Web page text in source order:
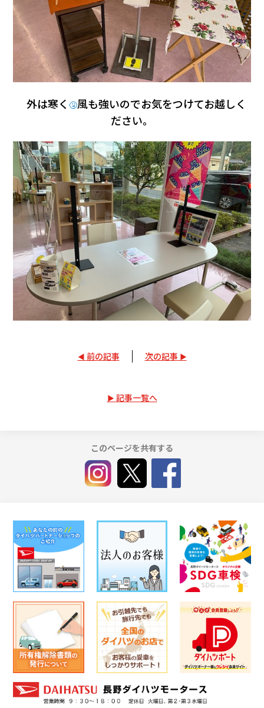
外は寒く 🤧風も強いのでお気をつけてお越しく
ださい。
前の記事 次の記事
記事一覧へ
このページを共有する